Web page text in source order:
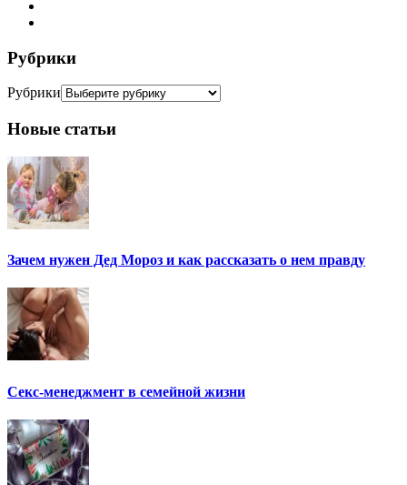
Рубрики
Рубрики
Новые статьи
Зачем нужен Дед Мороз и как рассказать о нем правду
Секс-менеджмент в семейной жизни